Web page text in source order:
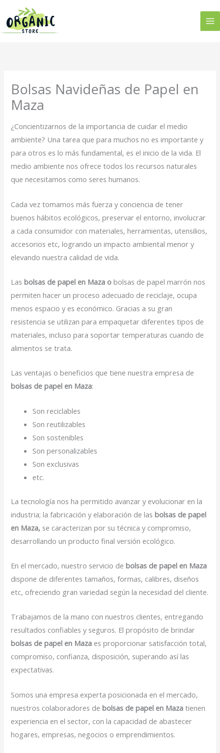
contenido
Bolsas Navideñas de Papel en
Maza
¿Concientizarnos de la importancia de cuidar el medio
ambiente? Una tarea que para muchos no es importante y
para otros es lo más fundamental, es el inicio de la vida. El
medio ambiente nos ofrece todos los recursos naturales
que necesitamos como seres humanos.
Cada vez tomamos más fuerza y conciencia de tener
buenos hábitos ecológicos, preservar el entorno, involucrar
a cada consumidor con materiales, herramientas, utensilios,
accesorios etc, logrando un impacto ambiental menor y
elevando nuestra calidad de vida.
Lasbolsas de papel en Maza o bolsas de papel marrón nos
permiten hacer un proceso adecuado de reciclaje, ocupa
menos espacio y es económico. Gracias a su gran
resistencia se utilizan para empaquetar diferentes tipos de
materiales, incluso para soportar temperaturas cuando de
alimentos se trata.
Las ventajas o beneficios que tiene nuestra empresa de
bolsas de papel en Maza:
Son reciclables
Son reutilizables
Son sostenibles
Son personalizables
Son exclusivas
etc.
La tecnología nos ha permitido avanzar y evolucionar en la
industria; la fabricación y elaboración de lasbolsas de papel
en Maza, se caracterizan por su técnica y compromiso,
desarrollando un producto final versión ecológico.
En el mercado, nuestro servicio debolsas de papel en Maza
dispone de diferentes tamaños, formas, calibres, diseños
etc, ofreciendo gran variedad según la necesidad del cliente.
Trabajamos de la mano con nuestros clientes, entregando
resultados confiables y seguros. El propósito de brindar
bolsas de papel en Maza es proporcionar satisfacción total,
compromiso, confianza, disposición, superando así las
expectativas.
Somos una empresa experta posicionada en el mercado,
nuestros colaboradores debolsas de papel en Mazatienen
experiencia en el sector, con la capacidad de abastecer
hogares, empresas, negocios o emprendimientos.